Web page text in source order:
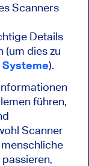
Scanners
Details
(um dies zu
Systeme).
führen,
Scanner